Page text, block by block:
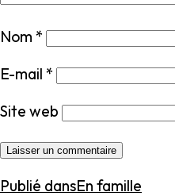
Nom *
E-mail *
Site web
NAVIGATION
Publié dansEn famille